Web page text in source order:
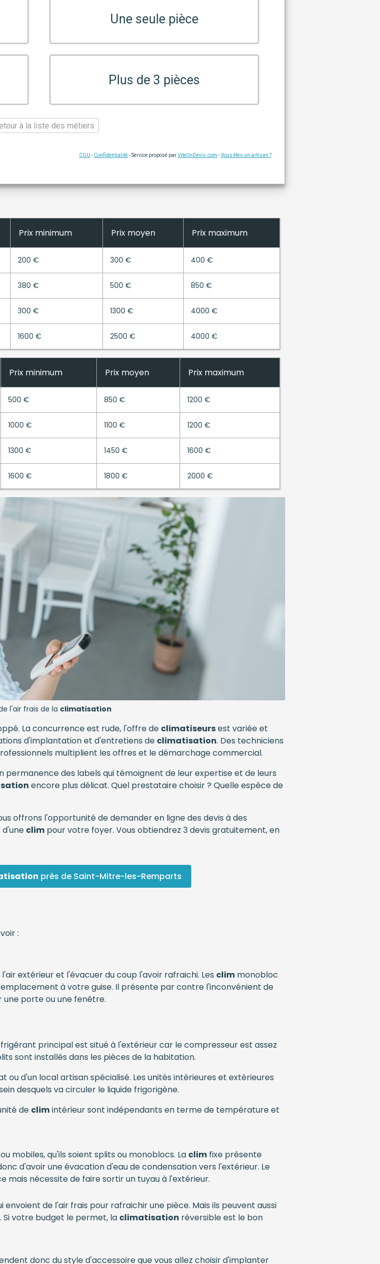
Une seule pièce
Plus de 3 pièces
à la liste des métiers
CGU - Confidentialité- Service proposé parViteUnDevis.com -Vous êtes un artisan ?
Prix minimum Prix moyen Prix maximum
200 € 300 € 400 €
380 € 500 € 850 €
300 € 1300 € 4000 €
1600 € 2500 € 4000 €
Prix minimum Prix moyen Prix maximum
500 € 850 € 1200 €
1000 € 1100 € 1200 €
1300 € 1450 € 1600 €
1600 € 1800 € 2000 €
l'air frais de la climatisation
La concurrence est rude, l'offre de climatiseursest variée et
d'implantation et d'entretiens de climatisation. Des techniciens
multiplient les offres et le démarchage commercial.
permanence des labels qui témoignent de leur expertise et de leurs
encore plus délicat. Quel prestataire choisir ? Quelle espèce de
offrons l'opportunité de demander en ligne des devis à des
clim pour votre foyer. Vous obtiendrez 3 devis gratuitement, en
près de Saint-Mitre-les-Remparts
:
extérieur et l'évacuer du coup l'avoir rafraichi. Les clim monobloc
à votre guise. Il présente par contre l'inconvénient de
porte ou une fenêtre.
principal est situé à l'extérieur car le compresseur est assez
sont installés dans les pièces de la habitation.
ou d'un local artisan spécialisé. Les unités intérieures et extérieures
desquels va circuler le liquide frigorigène.
de climintérieur sont indépendants en terme de température et
mobiles, qu'ils soient splits ou monoblocs. La clim fixe présente
d'avoir une évacation d'eau de condensation vers l'extérieur. Le
mais nécessite de faire sortir un tuyau à l'extérieur.
envoient de l'air frais pour rafraichir une pièce. Mais ils peuvent aussi
votre budget le permet, la climatisation réversible est le bon
donc du style d'accessoire que vous allez choisir d'implanter